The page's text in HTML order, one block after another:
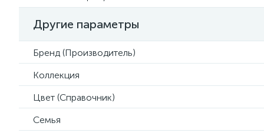
Другие параметры
Бренд (Производитель)
Коллекция
Цвет (Справочник)
Семья